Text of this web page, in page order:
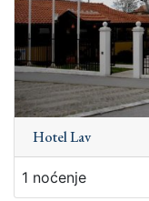
Hotel Lav
1 noćenje